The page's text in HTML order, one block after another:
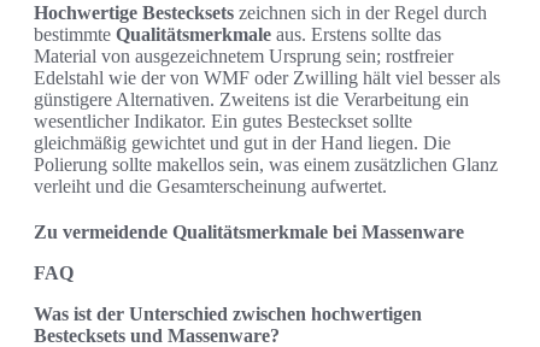
Hochwertige Bestecksets zeichnen sich in der Regel durch
bestimmte Qualitätsmerkmale aus. Erstens sollte das
Material von ausgezeichnetem Ursprung sein; rostfreier
Edelstahl wie der von WMF oder Zwilling hält viel besser als
günstigere Alternativen. Zweitens ist die Verarbeitung ein
wesentlicher Indikator. Ein gutes Besteckset sollte
gleichmäßig gewichtet und gut in der Hand liegen. Die
Polierung sollte makellos sein, was einem zusätzlichen Glanz
verleiht und die Gesamterscheinung aufwertet.
Zu vermeidende Qualitätsmerkmale bei Massenware
FAQ
Was ist der Unterschied zwischen hochwertigen
Bestecksets und Massenware?